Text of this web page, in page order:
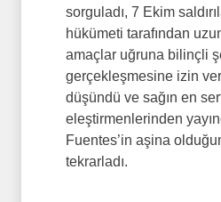
sorguladı, 7 Ekim
hükümeti tarafından
amaçlar uğruna bilinçli
gerçekleşmesine izin
düşündü ve sağın en
eleştirmenlerinden
Fuentes’in aşina
tekrarladı.